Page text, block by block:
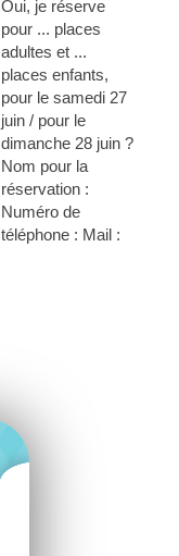
Oui, je réserve
pour ... places
adultes et ...
places enfants,
pour le samedi 27
juin / pour le
dimanche 28 juin ?
Nom pour la
réservation :
Numéro de
téléphone : Mail :